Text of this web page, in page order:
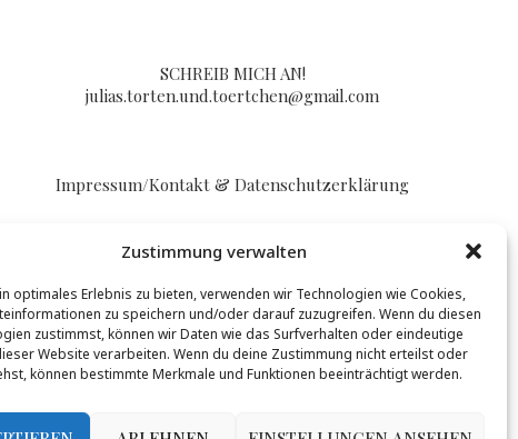
Zustimmung verwalten
optimales Erlebnis zu bieten, verwenden wir Technologien wie Cookies,
zu speichern und/oder darauf zuzugreifen. Wenn du diesen
zustimmst, können wir Daten wie das Surfverhalten oder eindeutige
Website verarbeiten. Wenn du deine Zustimmung nicht erteilst oder
können bestimmte Merkmale und Funktionen beeinträchtigt werden.
SCHREIB MICH AN!
julias.torten.und.toertchen@gmail.com
Impressum/Kontakt & Datenschutzerklärung
BLOGLOVIN
werden, mehr Infos gibt es